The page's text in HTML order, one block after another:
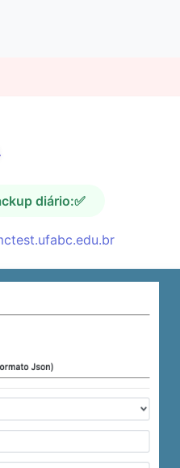
diário:✅